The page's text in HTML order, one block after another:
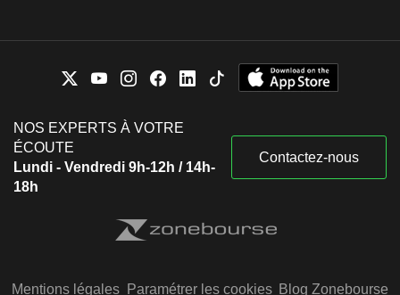
NOS EXPERTS À VOTRE
ÉCOUTE
Lundi - Vendredi 9h-12h / 14h-
18h
Contactez-nous
Mentions légales Paramétrer les cookies Blog Zonebourse